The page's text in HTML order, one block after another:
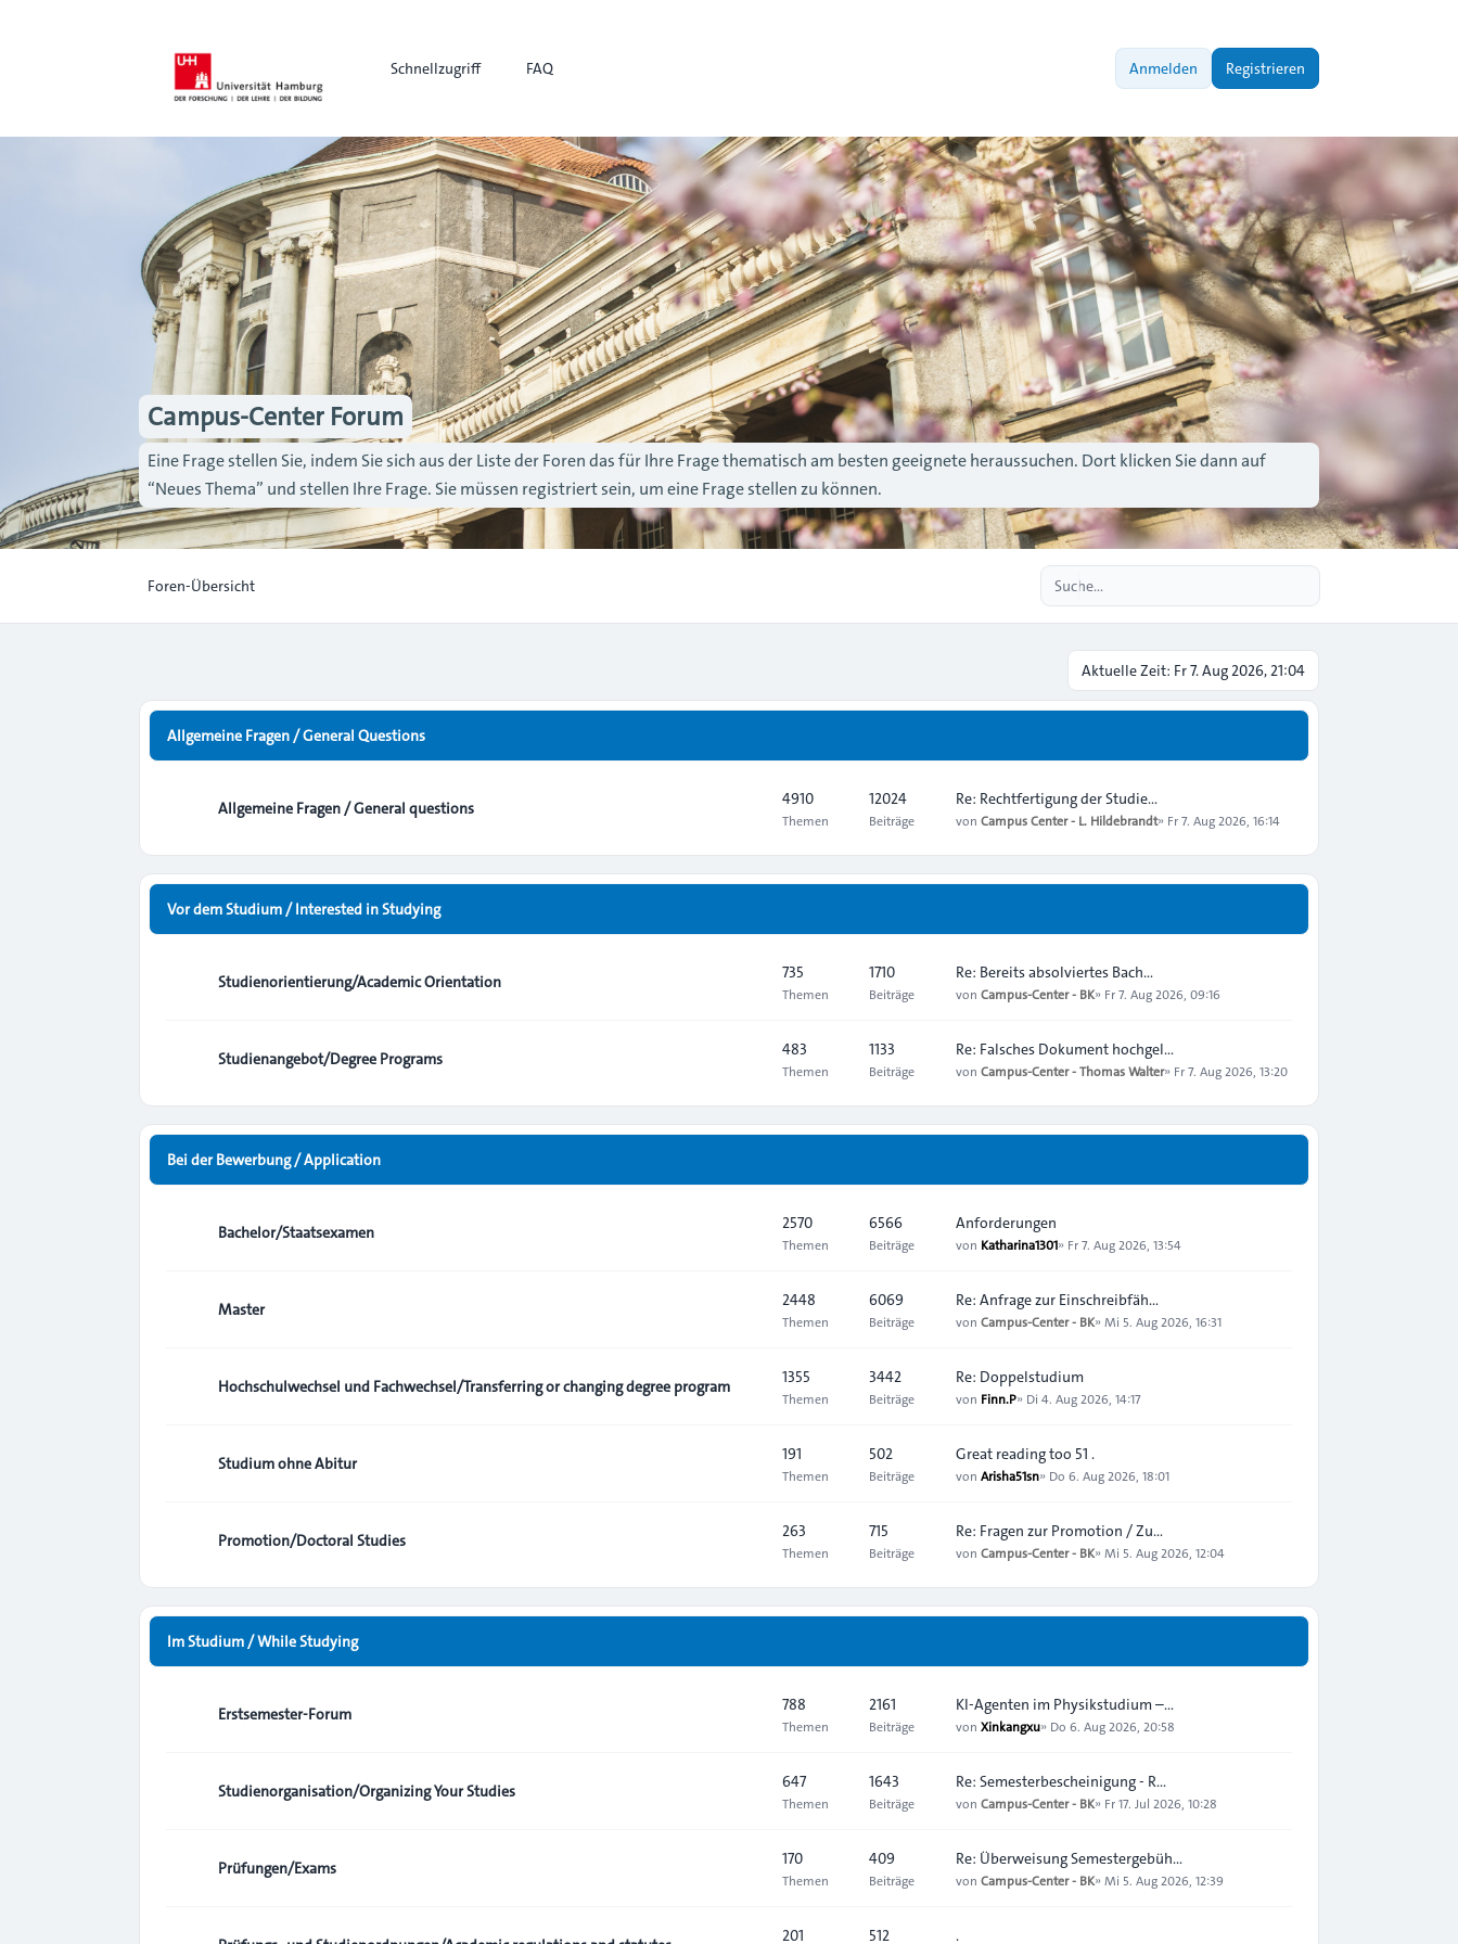
Schnellzugriff FAQ Anmelden Registrieren
Campus-Center Forum
Eine Frage stellen Sie, indem Sie sich aus der Liste der Foren das für Ihre Frage thematisch am besten geeignete heraussuchen. Dort klicken Sie dann auf
“Neues Thema” und stellen Ihre Frage. Sie müssen registriert sein, um eine Frage stellen zu können.
Foren-Übersicht
Aktuelle Zeit: Fr 7. Aug 2026, 21:04
Allgemeine Fragen / General Questions
Allgemeine Fragen / General questions 4910
Themen
12024
Beiträge
Re: Rechtfertigung der Studie…
von Campus Center - L. Hildebrandt» Fr 7. Aug 2026, 16:14
Vor dem Studium / Interested in Studying
Studienorientierung/Academic Orientation 735
Themen
1710
Beiträge
Re: Bereits absolviertes Bach…
von Campus-Center - BK» Fr 7. Aug 2026, 09:16
Studienangebot/Degree Programs 483
Themen
1133
Beiträge
Re: Falsches Dokument hochgel…
von Campus-Center - Thomas Walter» Fr 7. Aug 2026, 13:20
Bei der Bewerbung / Application
Bachelor/Staatsexamen 2570
Themen
6566
Beiträge
Anforderungen
von Katharina1301» Fr 7. Aug 2026, 13:54
Master 2448
Themen
6069
Beiträge
Re: Anfrage zur Einschreibfäh…
von Campus-Center - BK» Mi 5. Aug 2026, 16:31
Hochschulwechsel und Fachwechsel/Transferring or changing degree program 1355
Themen
3442
Beiträge
Re: Doppelstudium
von Finn.P» Di 4. Aug 2026, 14:17
Studium ohne Abitur 191
Themen
502
Beiträge
Great reading too 51 .
von Arisha51sn» Do 6. Aug 2026, 18:01
Promotion/Doctoral Studies 263
Themen
715
Beiträge
Re: Fragen zur Promotion / Zu…
von Campus-Center - BK» Mi 5. Aug 2026, 12:04
Im Studium / While Studying
Erstsemester-Forum 788
Themen
2161
Beiträge
KI-Agenten im Physikstudium –…
von Xinkangxu» Do 6. Aug 2026, 20:58
Studienorganisation/Organizing Your Studies 647
Themen
1643
Beiträge
Re: Semesterbescheinigung - R…
von Campus-Center - BK» Fr 17. Jul 2026, 10:28
Prüfungen/Exams 170
Themen
409
Beiträge
Re: Überweisung Semestergebüh…
von Campus-Center - BK» Mi 5. Aug 2026, 12:39
201 512 .